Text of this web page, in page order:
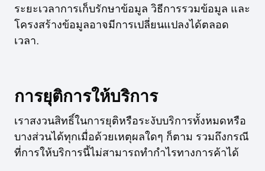
ระยะเวลาการเก็บรักษาข้อมูล วิธีการรวมข้อมูล และ
โครงสร้างข้อมูลอาจมีการเปลี่ยนแปลงได้ตลอด
เวลา.
การยุติการให้บริการ
เราสงวนสิทธิ์ในการยุติหรือระงับบริการทั้งหมดหรือ
บางส่วนได้ทุกเมื่อด้วยเหตุผลใดๆ ก็ตาม รวมถึงกรณี
ที่การให้บริการนี้ไม่สามารถทำกำไรทางการค้าได้